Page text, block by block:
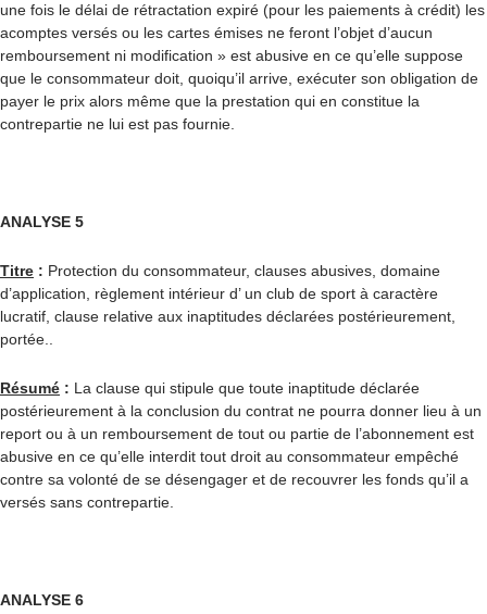
une fois le délai de rétractation expiré (pour les paiements à crédit) les
acomptes versés ou les cartes émises ne feront l’objet d’aucun
remboursement ni modification » est abusive en ce qu’elle suppose
que le consommateur doit, quoiqu’il arrive, exécuter son obligation de
payer le prix alors même que la prestation qui en constitue la
contrepartie ne lui est pas fournie.
ANALYSE 5
Titre : Protection du consommateur, clauses abusives, domaine
d’application, règlement intérieur d’ un club de sport à caractère
lucratif, clause relative aux inaptitudes déclarées postérieurement,
portée..
Résumé : La clause qui stipule que toute inaptitude déclarée
postérieurement à la conclusion du contrat ne pourra donner lieu à un
report ou à un remboursement de tout ou partie de l’abonnement est
abusive en ce qu’elle interdit tout droit au consommateur empêché
contre sa volonté de se désengager et de recouvrer les fonds qu’il a
versés sans contrepartie.
ANALYSE 6